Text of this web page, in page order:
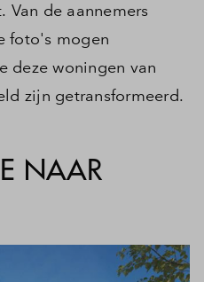
Van de aannemers
foto's mogen
deze woningen van
zijn getransformeerd.
NAAR